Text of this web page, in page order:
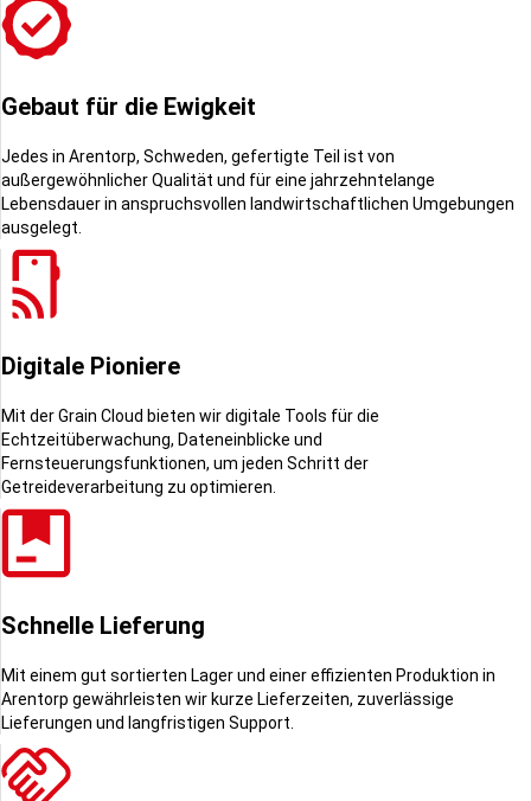
Gebaut für die Ewigkeit
Jedes in Arentorp, Schweden, gefertigte Teil ist von
außergewöhnlicher Qualität und für eine jahrzehntelange
Lebensdauer in anspruchsvollen landwirtschaftlichen Umgebungen
ausgelegt.
Digitale Pioniere
Mit der Grain Cloud bieten wir digitale Tools für die
Echtzeitüberwachung, Dateneinblicke und
Fernsteuerungsfunktionen, um jeden Schritt der
Getreideverarbeitung zu optimieren.
Schnelle Lieferung
Mit einem gut sortierten Lager und einer effizienten Produktion in
Arentorp gewährleisten wir kurze Lieferzeiten, zuverlässige
Lieferungen und langfristigen Support.